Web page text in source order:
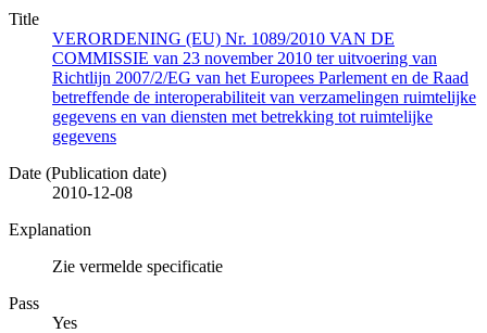
Title
VERORDENING (EU) Nr. 1089/2010 VAN DE
COMMISSIE van 23 november 2010 ter uitvoering van
Richtlijn 2007/2/EG van het Europees Parlement en de Raad
betreffende de interoperabiliteit van verzamelingen ruimtelijke
gegevens en van diensten met betrekking tot ruimtelijke
gegevens
Date (Publication date)
2010-12-08
Explanation
Zie vermelde specificatie
Pass
Yes